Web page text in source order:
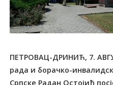
ПЕТРОВАЦ-ДРИНИЋ, 7.
рада и борачко-
Српске Радан Остојић